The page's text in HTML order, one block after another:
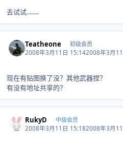
去试试........
Teatheone 初级会员
2008年3月11日 15:142008年3月
现在有贴图换了没？其他武器捏？
有没有地址共享的？
RukyD 中级会员
2008年3月11日 15:182008年3月